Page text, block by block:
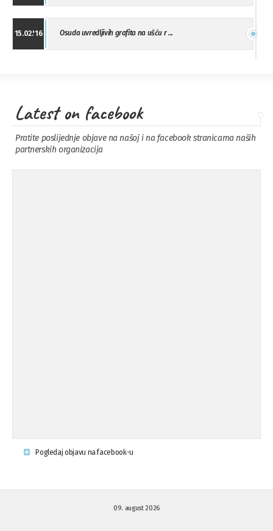
15.02.'16 Osuda uvredljivih grafita na ušću r ...
13.11.'15 Osuda napada u Drvaru
Pe ...
Latest on facebook
Pratite poslijednje objave na našoj i na facebook stranicama naših
partnerskih organizacija
Pogledaj objavu na facebook-u
09. august 2026